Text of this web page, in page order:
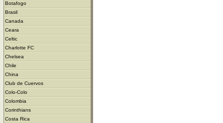
Botafogo
Brasil
Canada
Ceara
Celtic
Charlotte FC
Chelsea
Chile
China
Club de Cuervos
Colo-Colo
Colombia
Corinthians
Costa Rica